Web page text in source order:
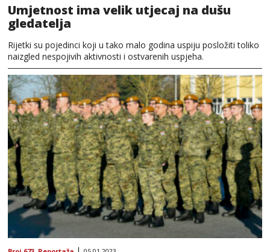
Umjetnost ima velik utjecaj na dušu
gledatelja
Rijetki su pojedinci koji u tako malo godina uspiju posložiti toliko
naizgled nespojivih aktivnosti i ostvarenih uspjeha.